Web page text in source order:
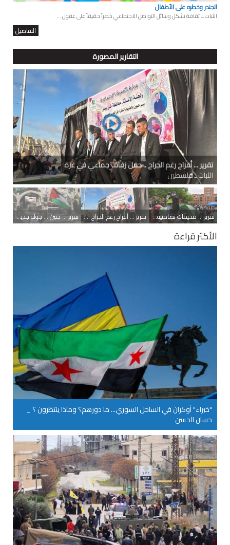
الجندر وخطره على الأطفال
الثبات ــ ثقافة تشكل وسائل التواصل الاجتماعي خطراً حقيقاً على عقول ...
التفاصيل
التقارير المصورة
تقرير ... مخيمات تضامنية مع غزة .. الطلاب في الجامعات الأميركية
يواصلون احتجاجاتهم
الثبات ـ دولي
تقرير ... جنين ... جولة جديدة من التحدي والصمود تقرير ... أفراح رغم الجراح .. حفل زفاف جماعي في غزة تقرير ... مخيمات تضامنية مع غزة .. الطلاب في الجامعات الأميركية يواصلون احتجاجاتهم
الأكثر قراءة
"خبراء" أوكران في الساحل السوري... ما دورهم؟ وماذا ينتظرون ؟ _
حسان الحسن